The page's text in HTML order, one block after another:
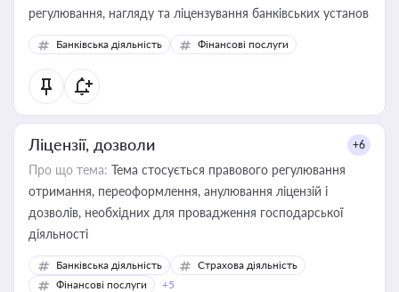
регулювання, нагляду та ліцензування банківських установ
Банківська діяльність Фінансові послуги
Ліцензії, дозволи +6
Про що тема: Тема стосується правового регулювання
отримання, переоформлення, анулювання ліцензій і
дозволів, необхідних для провадження господарської
діяльності
Банківська діяльність
Страхова діяльність
Фінансові послуги
+5